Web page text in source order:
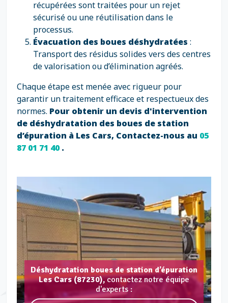
récupérées sont traitées pour un rejet
sécurisé ou une réutilisation dans le
processus.
Évacuation des boues déshydratées :
Transport des résidus solides vers des centres
de valorisation ou d’élimination agréés.
Chaque étape est menée avec rigueur pour
garantir un traitement efficace et respectueux des
normes. Pour obtenir un devis d'intervention
de déshydratation des boues de station
d’épuration à Les Cars, Contactez-nous au 05
87 01 71 40.
Déshydratation boues de station d’épuration
Les Cars (87230),contactez notre équipe
d'experts :